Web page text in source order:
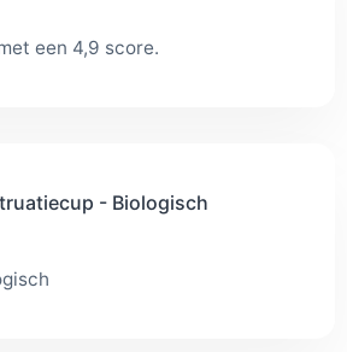
een 4,9 score.
- Biologisch